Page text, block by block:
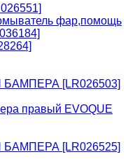
фар,помощь
[LR026503]
правый EVOQUE
[LR026525]